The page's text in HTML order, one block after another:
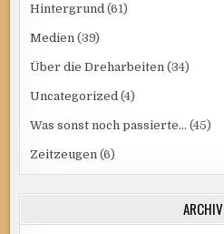
Hintergrund (61)
Medien (39)
Über die Dreharbeiten (34)
Uncategorized (4)
Was sonst noch passierte… (45)
Zeitzeugen (6)
ARCHIV